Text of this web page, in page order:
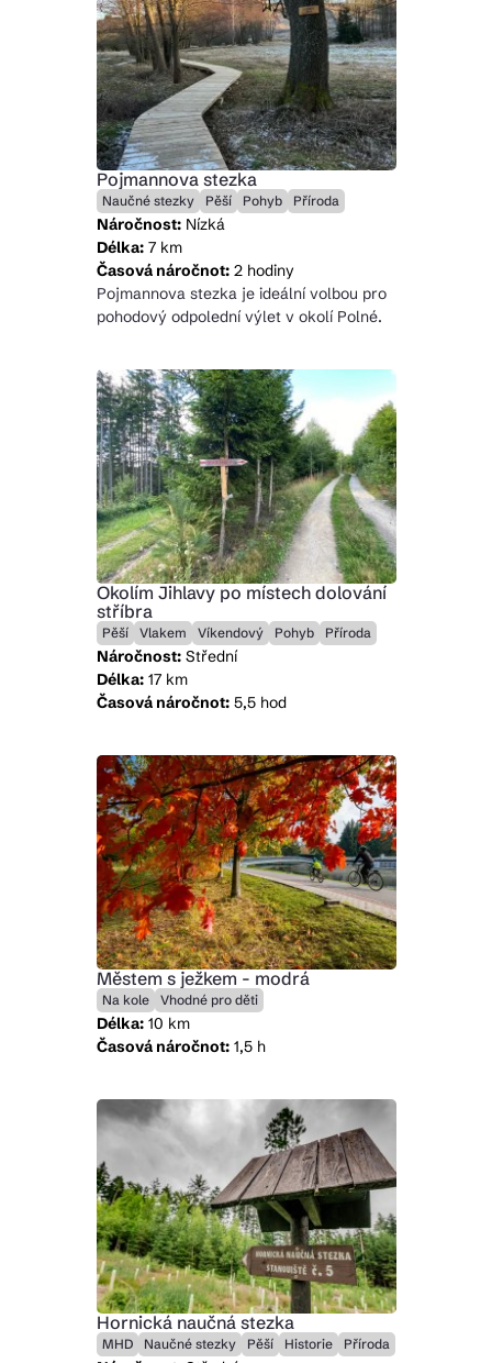
Pojmannova stezka
Naučné stezky Pěší Pohyb Příroda
Náročnost:Nízká
Délka:7 km
Časová náročnot:2 hodiny
Pojmannova stezka je ideální volbou pro
pohodový odpolední výlet v okolí Polné.
Okolím Jihlavy po místech dolování
stříbra
Pěší Vlakem Víkendový Pohyb Příroda
Náročnost:Střední
Délka:17 km
Časová náročnot:5,5 hod
Městem s ježkem - modrá
Na kole Vhodné pro děti
Délka:10 km
Časová náročnot:1,5 h
Hornická naučná stezka
MHD Naučné stezky Pěší Historie Příroda